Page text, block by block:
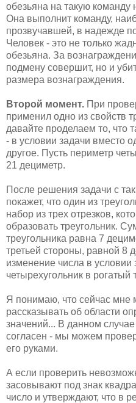
обезьяна на такую команду
Она выполнит команду,
прозвучавшей, в надежде
Человек - это не только
обезьяна. За
подмену совершит, но и
размера вознаграждения.
Второй момент. При
применил одно из свойств
давайте проделаем то, что
- в условии задачи вместо
другое. Пусть периметр
21 дециметр.
После решения задачи с
покажет, что один из
набор из трех отрезков,
образовать треугольник.
треугольника равна 7
третьей стороны, равной 8
изменение числа в
четырехугольник в рогатый
Я понимаю, что сейчас мне
рассказывать об области
значений... В данном
согласен - мы можем
его руками.
А если проверить
засовывают под знак
число и утверждают, что в